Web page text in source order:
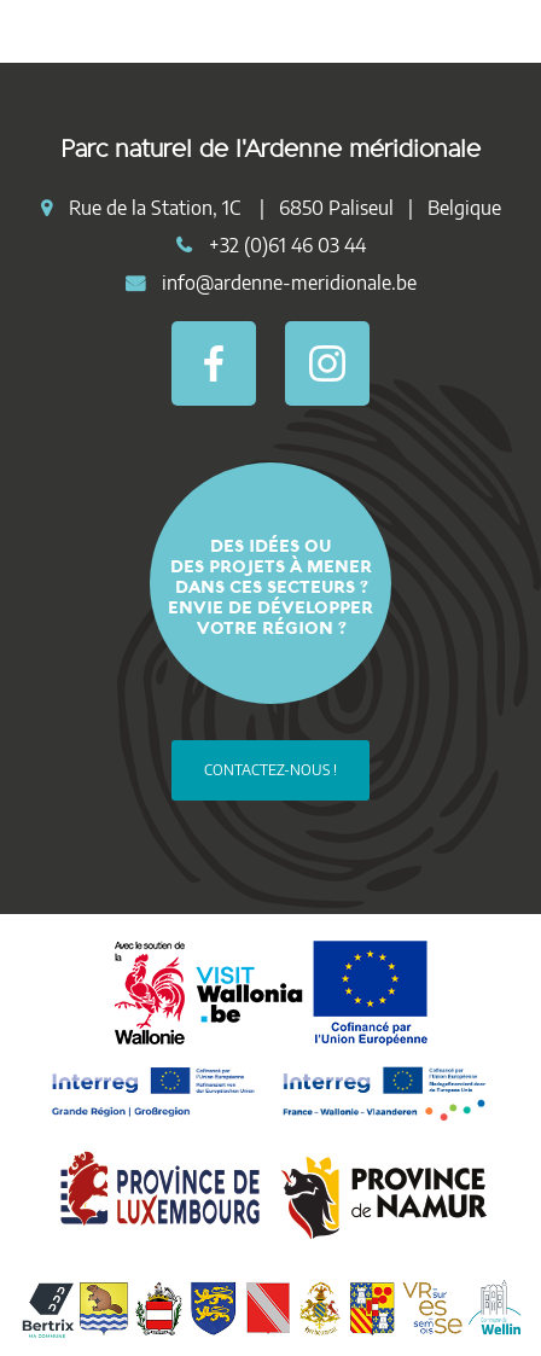
Parc naturel de l'Ardenne méridionale
Rue de la Station, 1C | 6850 Paliseul | Belgique
+32 (0)61 46 03 44
info@ardenne-meridionale.be
DES IDÉES OU
DES PROJETS À MENER
DANS CES SECTEURS ?
ENVIE DE DÉVELOPPER
VOTRE RÉGION ?
CONTACTEZ-NOUS !